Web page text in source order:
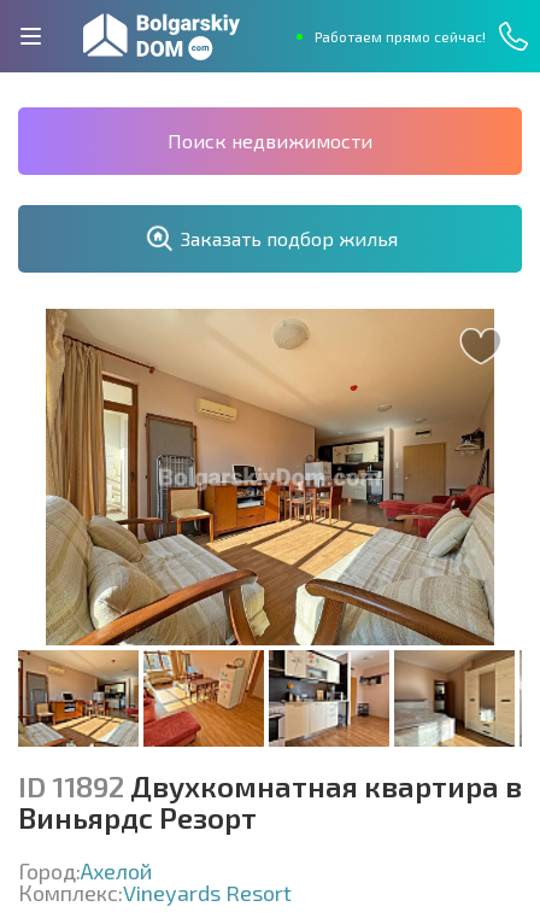
Работаем прямо сейчас!
Поиск недвижимости
Заказать подбор жилья
ID 11892 Двухкомнатная квартира в
Виньярдс Резорт
Город:Ахелой
Комплекс:Vineyards Resort